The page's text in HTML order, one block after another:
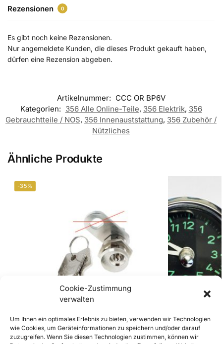
Cookie-Zustimmung
verwalten
Um Ihnen ein optimales Erlebnis zu bieten, verwenden wir Technologien
wie Cookies, um Geräteinformationen zu speichern und/oder darauf
zuzugreifen. Wenn Sie diesen Technologien zustimmen, können wir
Rezensionen 0
Es gibt noch keine Rezensionen.
Nur angemeldete Kunden, die dieses Produkt gekauft haben,
dürfen eine Rezension abgeben.
Artikelnummer: CCC OR BP6V
Kategorien: 356 Alle Online-Teile, 356 Elektrik, 356
Gebrauchtteile / NOS, 356 Innenauststattung, 356 Zubehör /
Nützliches
Ähnliche Produkte
-35%